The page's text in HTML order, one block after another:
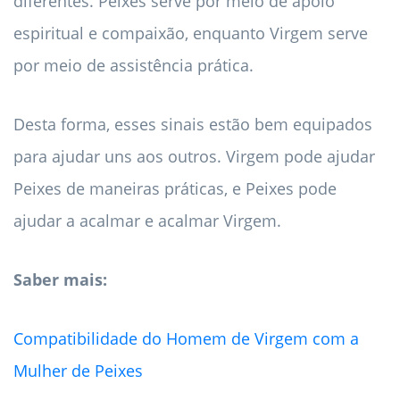
espiritual e compaixão, enquanto Virgem serve
por meio de assistência prática.
Desta forma, esses sinais estão bem equipados
para ajudar uns aos outros. Virgem pode ajudar
Peixes de maneiras práticas, e Peixes pode
ajudar a acalmar e acalmar Virgem.
Saber mais:
Compatibilidade do Homem de Virgem com a
Mulher de Peixes